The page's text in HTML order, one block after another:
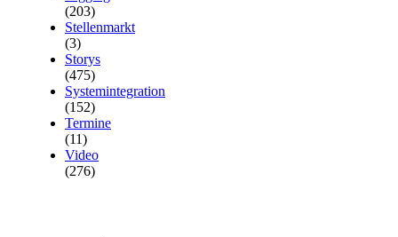
(203)
Stellenmarkt
(3)
Storys
(475)
Systemintegration
(152)
Termine
(11)
Video
(276)